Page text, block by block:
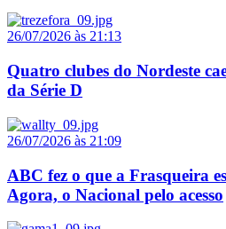
26/07/2026 às 21:13
Quatro clubes do Nordeste
da Série D
26/07/2026 às 21:09
ABC fez o que a Frasqueira
Agora, o Nacional pelo acesso